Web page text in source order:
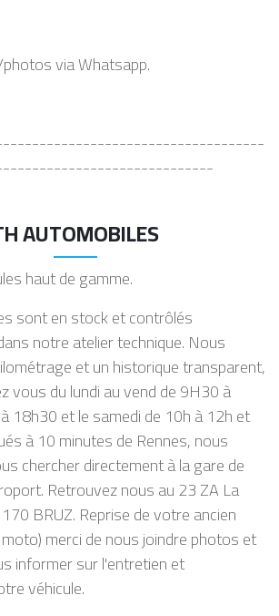
via Whatsapp.
AUTOMOBILES
haut de gamme.
sont en stock et contrôlés
notre atelier technique. Nous
et un historique transparent,
vous du lundi au vend de 9H30 à
18h30 et le samedi de 10h à 12h et
à 10 minutes de Rennes, nous
chercher directement à la gare de
Retrouvez nous au 23 ZA La
BRUZ. Reprise de votre ancien
merci de nous joindre photos et
informer sur l'entretien et
véhicule.